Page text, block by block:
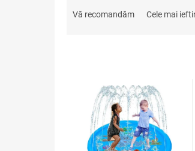
Vă recomandăm Cele mai